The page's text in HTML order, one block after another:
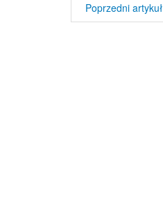
Poprzedni artykuł